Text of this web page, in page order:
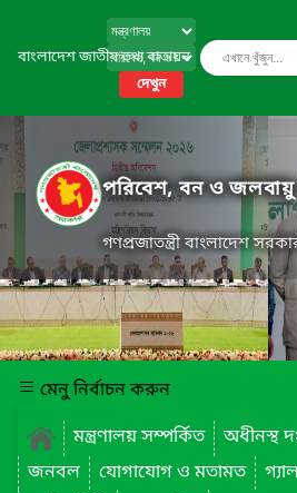
বাংলাদেশ জাতীয় তথ্য বাতায়ন
দেখুন
পরিবেশ, বন ও জলবায়ু
গণপ্রজাতন্ত্রী বাংলাদেশ
মেনু নির্বাচন করুন
মন্ত্রণালয় সম্পর্কিত
অধীনস্থ
জনবল
যোগাযোগ ও মতামত